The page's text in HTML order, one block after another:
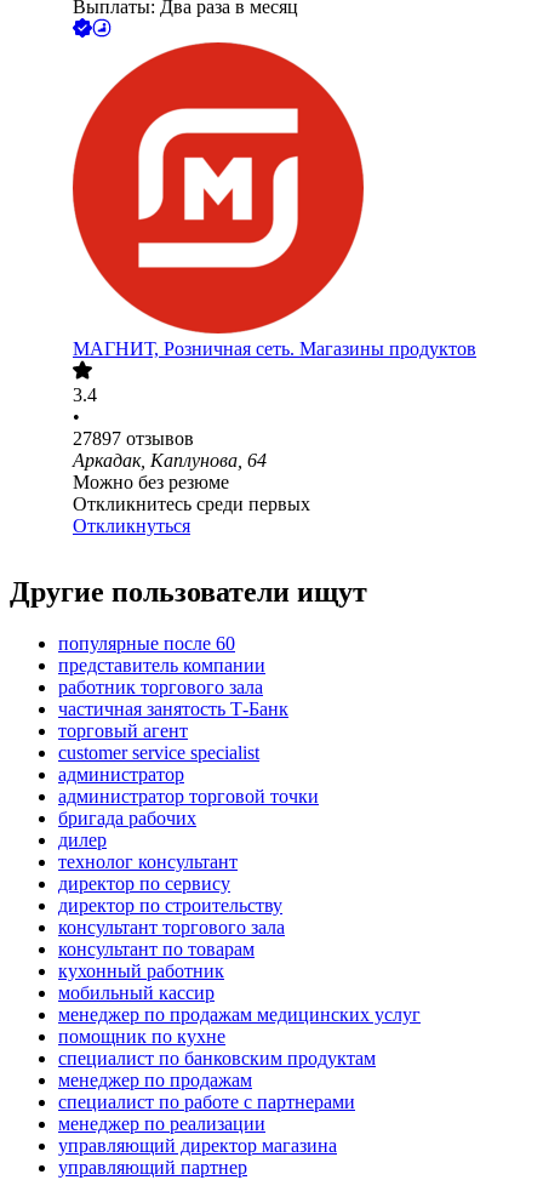
Выплаты: Два раза в месяц
МАГНИТ, Розничная сеть. Магазины продуктов
3.4
•
27897 отзывов
Аркадак, Каплунова, 64
Можно без резюме
Откликнитесь среди первых
Откликнуться
Другие пользователи ищут
популярные после 60
представитель компании
работник торгового зала
частичная занятость Т-Банк
торговый агент
customer service specialist
администратор
администратор торговой точки
бригада рабочих
дилер
технолог консультант
директор по сервису
директор по строительству
консультант торгового зала
консультант по товарам
кухонный работник
мобильный кассир
менеджер по продажам медицинских услуг
помощник по кухне
специалист по банковским продуктам
менеджер по продажам
специалист по работе с партнерами
менеджер по реализации
управляющий директор магазина
управляющий партнер